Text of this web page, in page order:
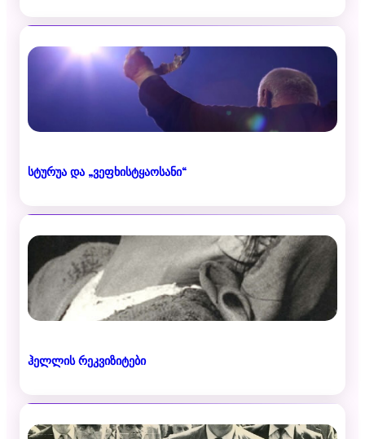
სტურუა და „ვეფხისტყაოსანი“
ჰელლის რეკვიზიტები